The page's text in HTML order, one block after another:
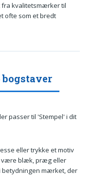
kvalitetsmærker til
ofte som et bredt
bogstaver
passer til 'Stempel' i dit
eller trykke et motiv
være blæk, præg eller
betydningen mærket, der